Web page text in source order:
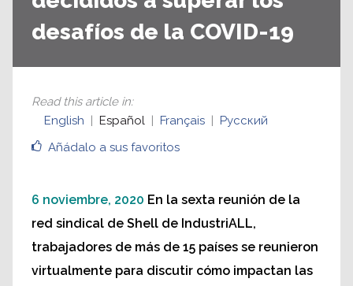
desafíos de la COVID-19
Añádalo a sus favoritos
Read this article in:
English
Español Français Русский
6 noviembre, 2020 En la sexta reunión de la
red sindical de Shell de IndustriALL,
trabajadores de más de 15 países se reunieron
virtualmente para discutir cómo impactan las